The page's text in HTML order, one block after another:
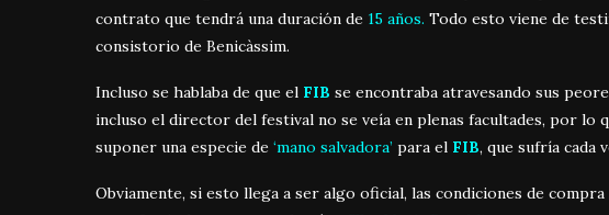
contrato que tendrá una duración de 15 años. Todo esto viene de
consistorio de Benicàssim.
Incluso se hablaba de que el FIB se encontraba atravesando sus
incluso el director del festival no se veía en plenas facultades, por lo
suponer una especie de ‘mano salvadora’ para el FIB, que sufría cada
Obviamente, si esto llega a ser algo oficial, las condiciones de